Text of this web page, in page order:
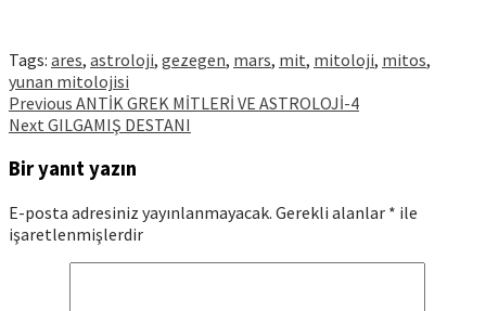
Tags: ares, astroloji, gezegen, mars, mit, mitoloji, mitos,
yunan mitolojisi
Continue
Reading
Previous ANTİK GREK MİTLERİ VE ASTROLOJİ-4
Next GILGAMIŞ DESTANI
Bir yanıt yazın
E-posta adresiniz yayınlanmayacak. Gerekli alanlar * ile
işaretlenmişlerdir